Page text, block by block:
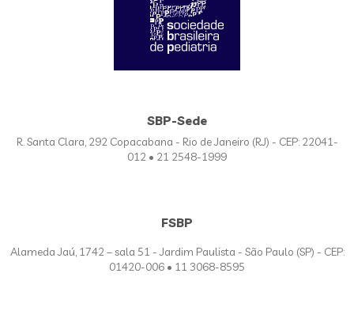
SBP-Sede
R. Santa Clara, 292 Copacabana - Rio de Janeiro (RJ) - CEP: 22041-
012 • 21 2548-1999
FSBP
Alameda Jaú, 1742 – sala 51 - Jardim Paulista - São Paulo (SP) - CEP:
01420-006 • 11 3068-8595